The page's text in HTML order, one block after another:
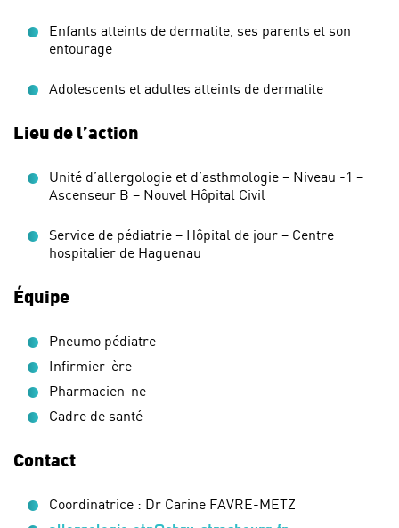
Enfants atteints de dermatite, ses parents et son
entourage
Adolescents et adultes atteints de dermatite
Lieu de l’action
Unité d’allergologie et d’asthmologie – Niveau -1 –
Ascenseur B – Nouvel Hôpital Civil
Service de pédiatrie – Hôpital de jour – Centre
hospitalier de Haguenau
Équipe
Pneumo pédiatre
Infirmier-ère
Pharmacien-ne
Cadre de santé
Contact
Coordinatrice : Dr Carine FAVRE-METZ